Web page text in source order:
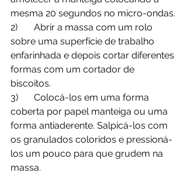
mesma 20 segundos no micro-ondas.
2)	Abrir a massa com um rolo
sobre uma superfície de trabalho
enfarinhada e depois cortar diferentes
formas com um cortador de
biscoitos.
3)	Colocá-los em uma forma
coberta por papel manteiga ou uma
forma antiaderente. Salpicá-los com
os granulados coloridos e pressioná-
los um pouco para que grudem na
massa.